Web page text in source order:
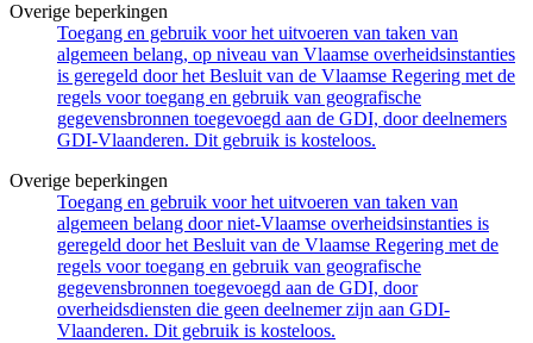
Overige beperkingen
Toegang en gebruik voor het uitvoeren van taken van
algemeen belang, op niveau van Vlaamse overheidsinstanties
is geregeld door het Besluit van de Vlaamse Regering met de
regels voor toegang en gebruik van geografische
gegevensbronnen toegevoegd aan de GDI, door deelnemers
GDI-Vlaanderen. Dit gebruik is kosteloos.
Overige beperkingen
Toegang en gebruik voor het uitvoeren van taken van
algemeen belang door niet-Vlaamse overheidsinstanties is
geregeld door het Besluit van de Vlaamse Regering met de
regels voor toegang en gebruik van geografische
gegevensbronnen toegevoegd aan de GDI, door
overheidsdiensten die geen deelnemer zijn aan GDI-
Vlaanderen. Dit gebruik is kosteloos.